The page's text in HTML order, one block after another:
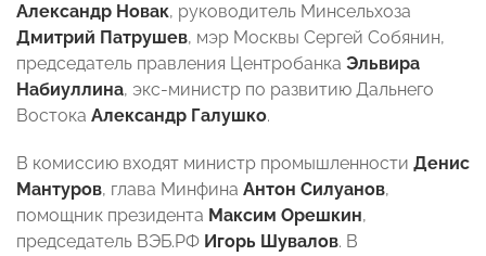
Александр Новак, руководитель Минсельхоза
Дмитрий Патрушев, мэр Москвы Сергей Собянин,
председатель правления Центробанка Эльвира
Набиуллина, экс-министр по развитию Дальнего
Востока Александр Галушко.
В комиссию входят министр промышленности Денис
Мантуров, глава Минфина Антон Силуанов,
помощник президента Максим Орешкин,
председатель ВЭБ.РФ Игорь Шувалов. В